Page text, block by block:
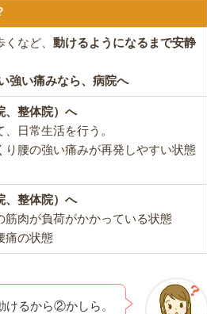
くなど、動けるようになるまで安静
強い痛みなら、病院へ
、整体院）へ
日常生活を行う。
り腰の強い痛みが再発しやすい状態
、整体院）へ
筋肉が負荷がかかっている状態
痛の状態
けるから②かしら。